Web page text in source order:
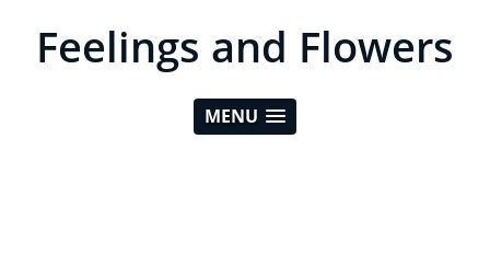
Feelings and Flowers
MENU